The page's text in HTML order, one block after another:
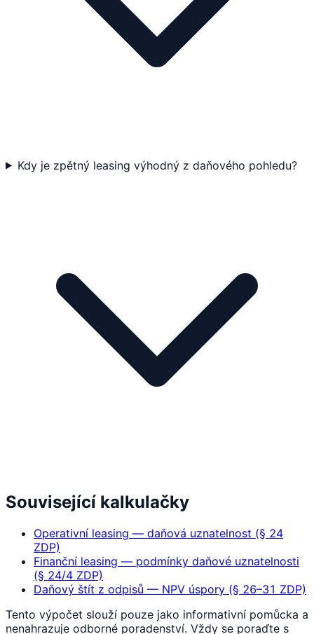
Kdy je zpětný leasing výhodný z daňového pohledu?
Související kalkulačky
Operativní leasing — daňová uznatelnost (§ 24
ZDP)
Finanční leasing — podmínky daňové uznatelnosti
(§ 24/4 ZDP)
Daňový štít z odpisů — NPV úspory (§ 26–31 ZDP)
Tento výpočet slouží pouze jako informativní pomůcka a
nenahrazuje odborné poradenství. Vždy se poraďte s